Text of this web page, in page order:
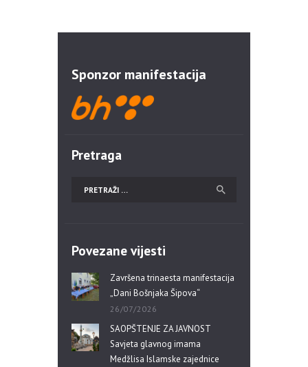
Sponzor manifestacija
Pretraga
Povezane vijesti
Završena trinaesta manifestacija
„Dani Bošnjaka Šipova“
26/07/2026
SAOPŠTENJE ZA JAVNOST
Savjeta glavnog imama
Medžlisa Islamske zajednice